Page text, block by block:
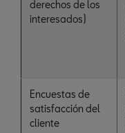
derechos de los
interesados)
Encuestas de
satisfacción del
cliente